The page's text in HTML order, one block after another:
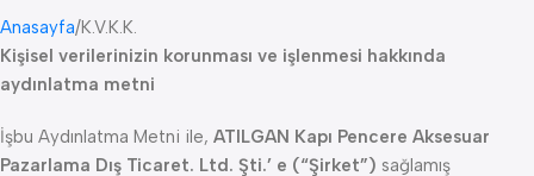
Anasayfa K.V.K.K.
Kişisel verilerinizin korunması ve işlenmesi hakkında
aydınlatma metni
İşbu Aydınlatma Metni ile, ATILGAN Kapı Pencere Aksesuar
Pazarlama Dış Ticaret. Ltd. Şti.’ e (“Şirket”) sağlamış